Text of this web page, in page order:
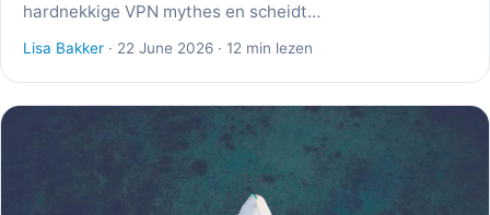
hardnekkige VPN mythes en scheidt…
Lisa Bakker · 22 June 2026 · 12 min lezen